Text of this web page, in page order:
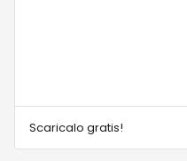
Scaricalo gratis!